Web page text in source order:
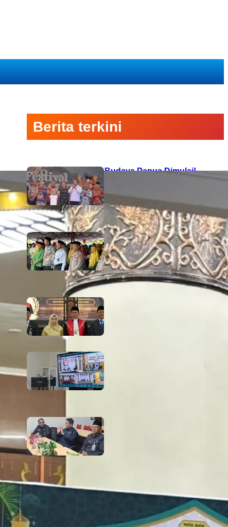
Berita terkini
Semarak Budaya Papua Dimulai!
Ketua PTA Papua Barat Hadiri
Pembukaan Festival Raimuti di
Manokwari
6 August 2026
666 Tahun Cahaya Islam di Tanah
Papua! Ketua PTA Papua Barat Hadiri
Peringatan Bersejarah Bersama
Tokoh Agama dan Pemerintah
6 August 2026
PTA Papua Barat Hadiri Pelantikan
WKPT Papua Barat
6 August 2026
Rapat Berkala Umum serta Monev
Kinerja Kepaniteraan Pengadilan
Agama Sewilayah Hukum PTA Papua
Barat Bulan Agustus
PTA Papua Barat Hadiri Forum
Konsultasi Publik (FKP) Tahun 2026
Secara Virtual
Komentar Terakhir